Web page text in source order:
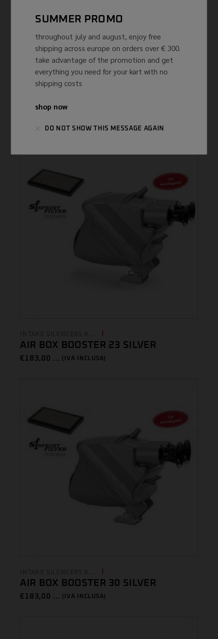
AIR BOX POWER BASE 30
AIR BOX BOOSTER 23 SILVER
€ 183,00 ... (IVA INCLUSA)
AIR BOX BOOSTER 30 SILVER
€ 183,00 ... (IVA INCLUSA)
SUMMER PROMO
throughout july and august, enjoy free
shipping across europe on orders over € 300.
take advantage of the promotion and get
everything you need for your kart with no
shipping costs
shop now
DO NOT SHOW THIS MESSAGE AGAIN